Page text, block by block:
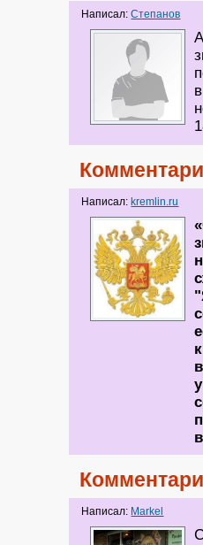
Написал:Степанов
Написал: kremlin.ru
Написал: Markel